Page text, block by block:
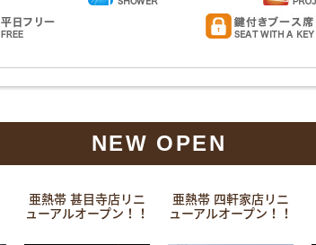
NEW OPEN
亜熱帯 甚目寺店リニ
ューアルオープン！！
亜熱帯 四軒家店リニ
ューアルオープン！！